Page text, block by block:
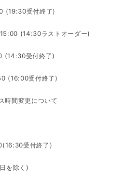
(19:30受付終了)
(14:30ラストオーダー)
(14:30受付終了)
(16:00受付終了)
間変更について
受付終了)
を除く)